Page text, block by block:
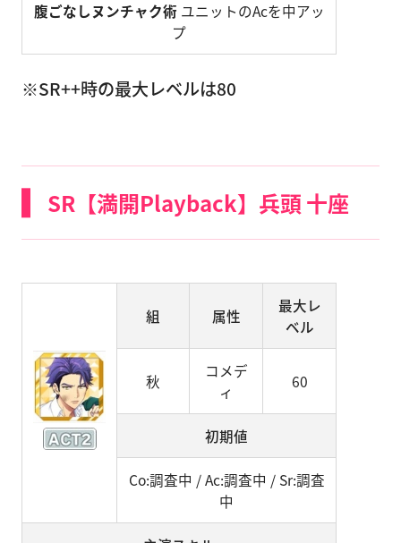
腹ごなしヌンチャク術 ユニットのAcを中アッ
プ
※SR++時の最大レベルは80
SR【満開Playback】兵頭 十座
組 属性
最大レ
ベル
秋
コメデ
ィ
60
初期値
Co:調査中 / Ac:調査中 / Sr:調査
中